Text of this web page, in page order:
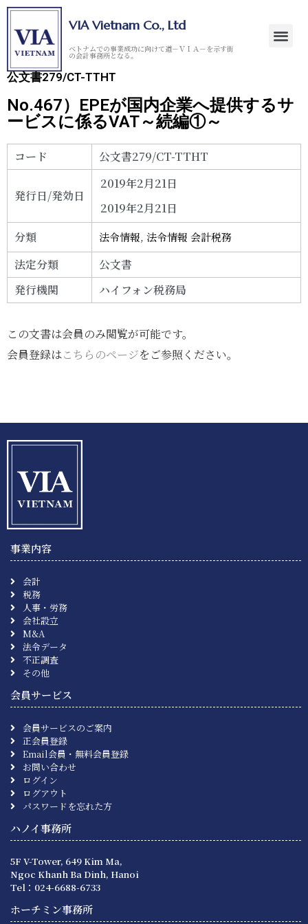
VIA Vietnam Co., Ltd
ベトナムでの事業成功に向けて道－ＶＩＡ－を示す街
の会計事務所となる。
公文書279/CT-TTHT
No.467）EPEが国内企業へ提供するサ
ービスに係るVAT～続編①～
コード 公文書279/CT-TTHT
発行日/発効日
2019年2月21日
2019年2月21日
分類
法令情報,法令情報 会計税務
法定分類
公文書
発行機関
ハイフォン税務局
この文書は会員のみ閲覧が可能です。
会員登録はこちらのページをご参照ください。
事業内容
会計
税務
人事・労務
会社設立
M&A
法令データ
不正調査
その他
会員サービス
会員サービスのご案内
正会員登録
Email会員・無料会員登録
お問い合わせ
ログイン
ログアウト
パスワードを忘れた方
ハノイ事務所
5F V-Tower, 649 Kim Ma,
Ngoc Khanh Ba Dinh, Hanoi
Tel：024-6688-6733
ホーチミン事務所